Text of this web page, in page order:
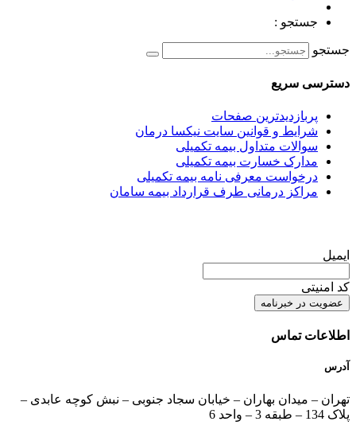
جستجو :
جستجو
دسترسی سریع
پربازدیدترین صفحات
شرایط و قوانین سایت نیکسا درمان
سوالات متداول بیمه تکمیلی
مدارک خسارت بیمه تکمیلی
درخواست معرفی نامه بیمه تکمیلی
مراکز درمانی طرف قرارداد بیمه سامان
ایمیل
کد امنیتی
اطلاعات تماس
آدرس
تهران – میدان بهاران – خیابان سجاد جنوبی – نبش کوچه عابدی –
پلاک 134 – طبقه 3 – واحد 6